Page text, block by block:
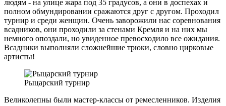
людям - на улице жара под 35 градусов, а они в доспехах и
полном обмундировании сражаются друг с другом. Проходил
турнир и среди женщин. Очень заворожили нас соревнования
всадников, они проходили за стенами Кремля и на них мы
немного опоздали, но увиденное превосходило все ожидания.
Всадники выполняли сложнейшие трюки, словно цирковые
артисты!
Рыцарский турнир
Великолепны были мастер-классы от ремесленников. Изделия